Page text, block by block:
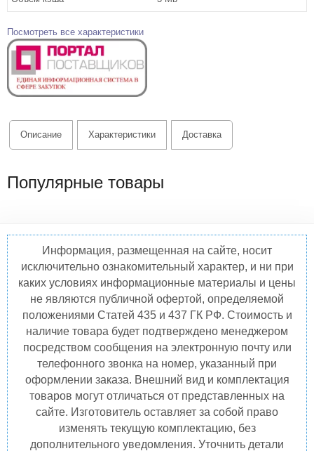
Посмотреть все характеристики
Описание Характеристики Доставка
Популярные товары
Информация, размещенная на сайте, носит
исключительно ознакомительный характер, и ни при
каких условиях информационные материалы и цены
не являются публичной офертой, определяемой
положениями Статей 435 и 437 ГК РФ. Стоимость и
наличие товара будет подтверждено менеджером
посредством сообщения на электронную почту или
телефонного звонка на номер, указанный при
оформлении заказа. Внешний вид и комплектация
товаров могут отличаться от представленных на
сайте. Изготовитель оставляет за собой право
изменять текущую комплектацию, без
дополнительного уведомления. Уточнить детали